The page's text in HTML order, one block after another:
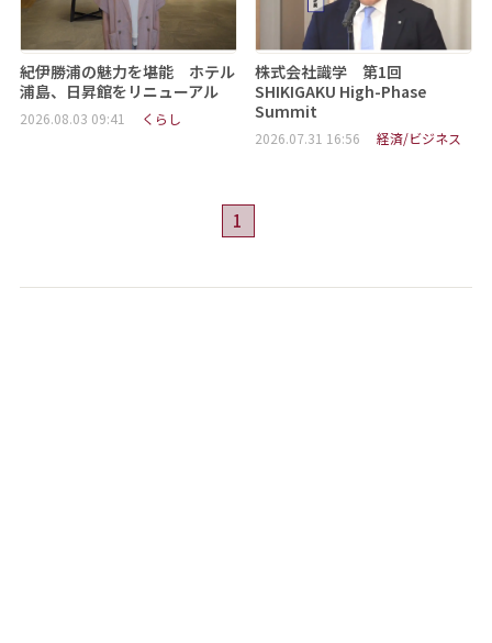
紀伊勝浦の魅力を堪能 ホテル
浦島、日昇館をリニューアル
2026.08.03 09:41 くらし
株式会社識学 第1回
SHIKIGAKU High-Phase
Summit
2026.07.31 16:56 経済/ビジネス
1